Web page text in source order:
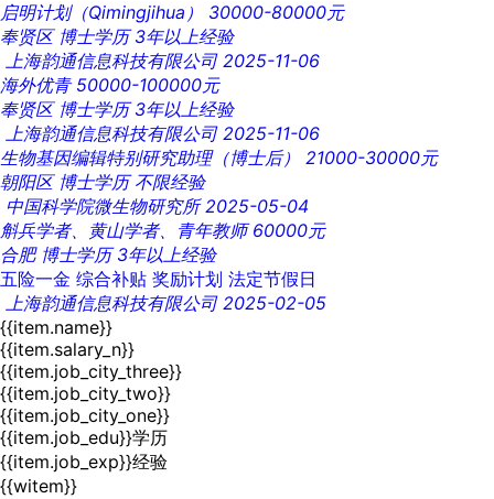
启明计划（Qimingjihua）
30000-80000元
奉贤区 博士学历 3年以上经验
上海韵通信息科技有限公司 2025-11-06
海外优青 50000-100000元
奉贤区 博士学历 3年以上经验
上海韵通信息科技有限公司 2025-11-06
生物基因编辑特别研究助理（博士后）
21000-30000元
朝阳区 博士学历 不限经验
中国科学院微生物研究所 2025-05-04
斛兵学者、黄山学者、青年教师 60000元
合肥 博士学历 3年以上经验
五险一金 综合补贴 奖励计划 法定节假日
上海韵通信息科技有限公司 2025-02-05
{{item.name}}
{{item.salary_n}}
{{item.job_city_three}}
{{item.job_city_two}}
{{item.job_city_one}}
{{item.job_edu}}学历
{{item.job_exp}}经验
{{witem}}